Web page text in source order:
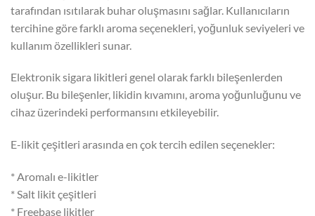
tarafından ısıtılarak buhar oluşmasını sağlar. Kullanıcıların
tercihine göre farklı aroma seçenekleri, yoğunluk seviyeleri ve
kullanım özellikleri sunar.
Elektronik sigara likitleri genel olarak farklı bileşenlerden
oluşur. Bu bileşenler, likidin kıvamını, aroma yoğunluğunu ve
cihaz üzerindeki performansını etkileyebilir.
E-likit çeşitleri arasında en çok tercih edilen seçenekler:
* Aromalı e-likitler
* Salt likit çeşitleri
* Freebase likitler